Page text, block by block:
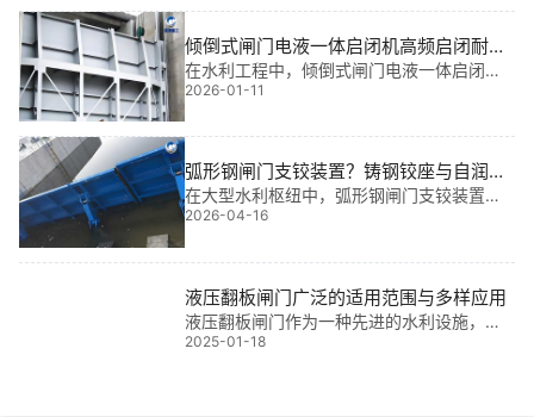
机接线步骤1、电源接线：根据卷扬机的电压
要求，将电源线连接到控制箱的相应端子
上。注意，电源线应符合**标准，使用带有
地线的三相电源线。2、电机接线：将电机的
接线端子与控制箱的输出端子相连。
倾倒式闸门电液一体启闭机高频启闭耐用|
高可靠·长寿命·稳如磐石
在水利工程中，倾倒式闸门电液一体启闭机
高频启闭耐用，是保障泄洪、排涝、调度**
的核心设备。我参与过多个大型水利项目，
深知这类设备一旦失效，可能引发连锁风
险。因此，选择具备高频启闭能力且长期耐
用的电
2026-01-11
弧形钢闸门支铰装置？铸钢铰座与自润滑
轴承的耐久性要求
在大型水利枢纽中，弧形钢闸门支铰装置一
旦失效将直接威胁大坝安全，而铸钢铰座与
**。基于我多年工程经验，参与过多个大型
项目，深知只有满足严格的耐久性要求，才
2026-04-16
液压翻板闸门广泛的适用范围与多样应用
液压翻板闸门作为一种先进的水利设施，在
众多领域展现出广泛的适用性和重要价值。
2025-01-18